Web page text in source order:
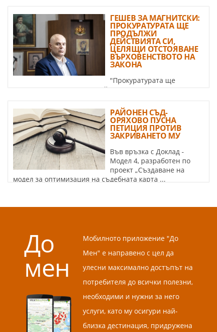
ГЕШЕВ ЗА МАГНИТСКИ:
ПРОКУРАТУРАТА ЩЕ
ПРОДЪЛЖИ
ДЕЙСТВИЯТА СИ,
ЦЕЛЯЩИ ОТСТОЯВАНЕ
ВЪРХОВЕНСТВОТО НА
ЗАКОНА
"Прокуратурата ще
продължи активните си действия, целящи отстояване
РАЙОНЕН СЪД-
ОРЯХОВО ПУСНА
ПЕТИЦИЯ ПРОТИВ
ЗАКРИВАНЕТО МУ
Във връзка с Доклад -
Модел 4, разработен по
проект „Създаване на
модел за оптимизация на съдебната карта ...
До
мен
Мобилното приложение "До
Мен" е направено с цел да
улесни максимално достъпът на
потребителя до всички полезни,
необходими и нужни за него
услуги, като му осигури най-
близка дестинация, придружена